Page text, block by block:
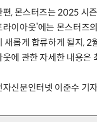
편, 몬스터즈는 2025 시
라이아웃’에는 몬스터즈
새롭게 합류하게 될지, 2
웃에 관한 자세한 내용은
자신문인터넷 이준수